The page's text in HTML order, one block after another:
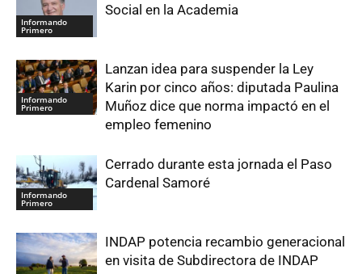
Informando
Primero
Social en la Academia
Informando
Primero
Lanzan idea para suspender la Ley
Karin por cinco años: diputada Paulina
Muñoz dice que norma impactó en el
empleo femenino
Informando
Primero
Cerrado durante esta jornada el Paso
Cardenal Samoré
INDAP potencia recambio generacional
en visita de Subdirectora de INDAP